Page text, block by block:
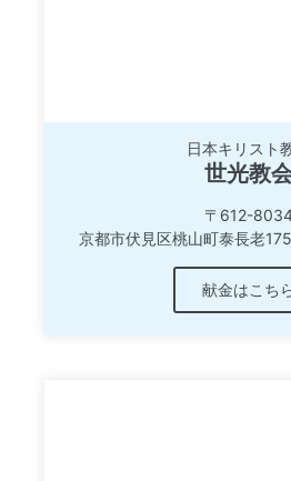
日本キリスト
世光教
〒612-
京都市伏見区桃山町泰長老
献金はこち